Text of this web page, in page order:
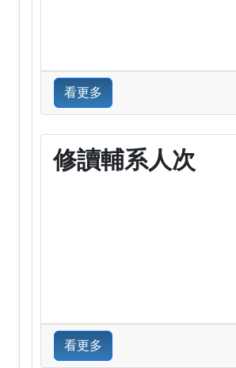
看更多
修讀輔系人次
看更多